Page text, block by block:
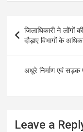
navigation
जिलाधिकारी ने लोंगों
दौड़ाए विभागों के
अधूरे निर्माण एवं सड़क
Leave a